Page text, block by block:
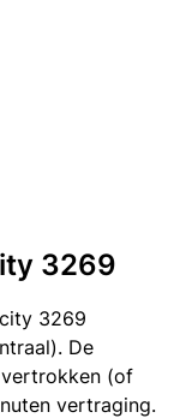
3269
3269
De
(of
vertraging.